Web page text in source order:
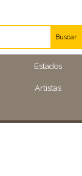
Estados
Artistas
Buscar
Artistas
Eventos